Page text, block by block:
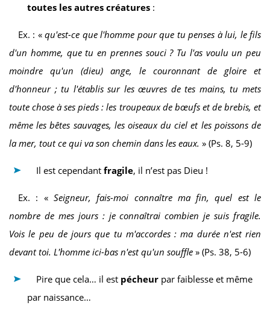
toutes les autres créatures :
Ex. : «qu'est-ce que l'homme pour que tu penses à lui, le fils
d'un homme, que tu en prennes souci ? Tu l'as voulu un peu
moindre qu'un (dieu) ange, le couronnant de gloire et
d'honneur ; tu l'établis sur les œuvres de tes mains, tu mets
toute chose à ses pieds : les troupeaux de bœufs et de brebis, et
même les bêtes sauvages, les oiseaux du ciel et les poissons de
la mer, tout ce qui va son chemin dans les eaux. » (Ps. 8, 5-9)
Il est cependant fragile, il n’est pas Dieu !
Ex. : « Seigneur, fais-moi connaître ma fin, quel est le
nombre de mes jours : je connaîtrai combien je suis fragile.
Vois le peu de jours que tu m'accordes : ma durée n'est rien
devant toi. L'homme ici-bas n'est qu'un souffle » (Ps. 38, 5-6)
Pire que cela… il est pécheur par faiblesse et même
par naissance…